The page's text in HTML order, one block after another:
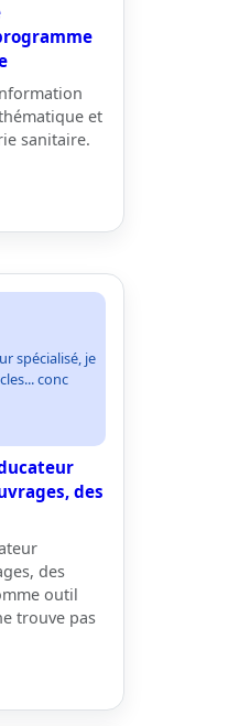
et
sanitaire.
spécialisé, je
conc
des
des
outil
trouve pas